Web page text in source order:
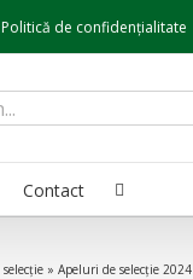
Politică de confidențialitate
Contact
» Apeluri de selecție 2024